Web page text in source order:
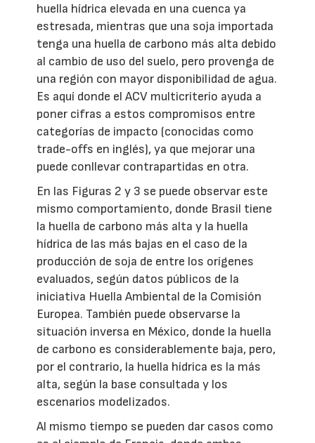
huella hídrica elevada en una cuenca ya
estresada, mientras que una soja importada
tenga una huella de carbono más alta debido
al cambio de uso del suelo, pero provenga de
una región con mayor disponibilidad de agua.
Es aquí donde el ACV multicriterio ayuda a
poner cifras a estos compromisos entre
categorías de impacto (conocidas como
trade-offs en inglés), ya que mejorar una
puede conllevar contrapartidas en otra.
En las Figuras 2 y 3 se puede observar este
mismo comportamiento, donde Brasil tiene
la huella de carbono más alta y la huella
hídrica de las más bajas en el caso de la
producción de soja de entre los orígenes
evaluados, según datos públicos de la
iniciativa Huella Ambiental de la Comisión
Europea. También puede observarse la
situación inversa en México, donde la huella
de carbono es considerablemente baja, pero,
por el contrario, la huella hídrica es la más
alta, según la base consultada y los
escenarios modelizados.
Al mismo tiempo se pueden dar casos como